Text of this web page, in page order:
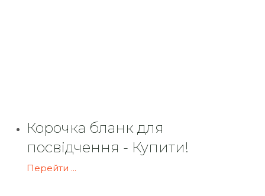
Корочка бланк для
посвідчення - Купити!
Перейти ...